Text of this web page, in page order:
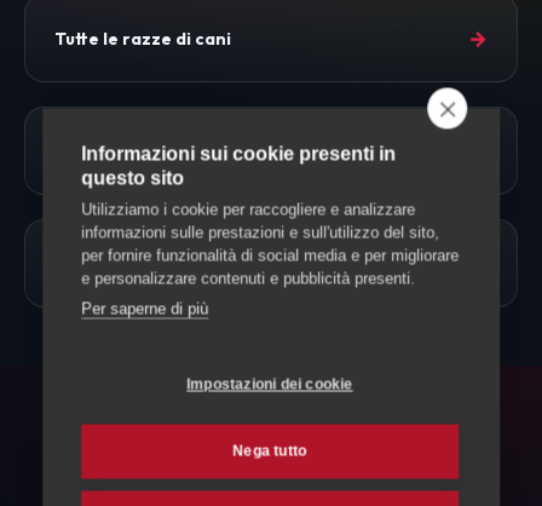
Tutte le razze di cani →
Approfondimenti
Allevamento Cani
Domande frequenti
Informazioni sui cookie presenti in
questo sito
Utilizziamo i cookie per raccogliere e analizzare
informazioni sulle prestazioni e sull'utilizzo del sito,
per fornire funzionalità di social media e per migliorare
e personalizzare contenuti e pubblicità presenti.
Per saperne di più
Impostazioni dei cookie
Nega tutto